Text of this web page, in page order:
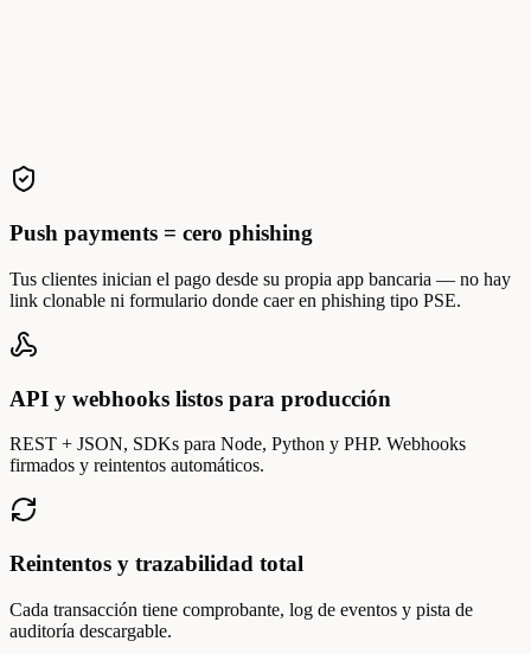
Push payments = cero phishing
Tus clientes inician el pago desde su propia app bancaria — no hay
link clonable ni formulario donde caer en phishing tipo PSE.
API y webhooks listos para producción
REST + JSON, SDKs para Node, Python y PHP. Webhooks
firmados y reintentos automáticos.
Reintentos y trazabilidad total
Cada transacción tiene comprobante, log de eventos y pista de
auditoría descargable.